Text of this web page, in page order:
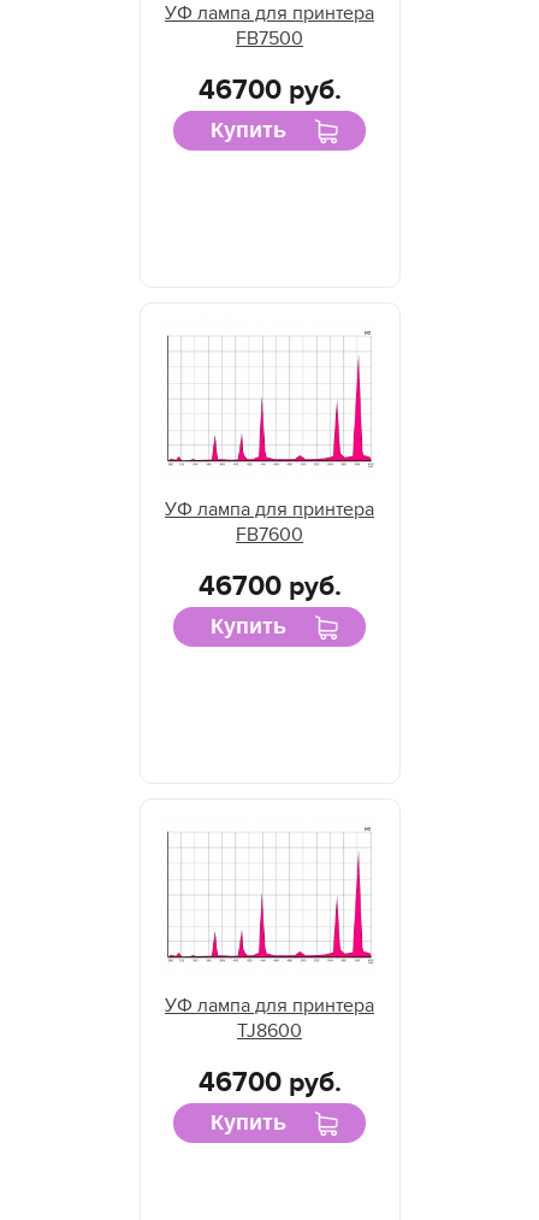
УФ лампа для принтера
FB7500
46700 руб.
Купить
УФ лампа для принтера
FB7600
46700 руб.
Купить
УФ лампа для принтера
TJ8600
46700 руб.
Купить